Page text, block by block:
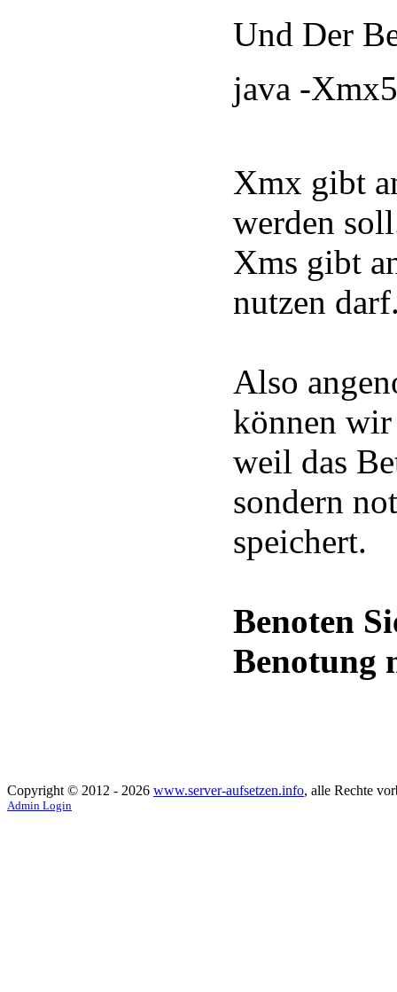
Und Der
java -
Xmx gibt
werden
Xms gibt
nutzen
Also
können
weil das
sondern
speichert.
Benoten
Benotung
Copyright © 2012 - 2026 www.server-aufsetzen.info, alle Rechte
Admin Login